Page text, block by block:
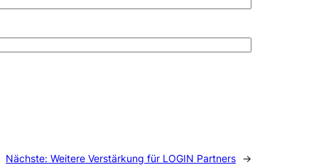
Nächste: Weitere Verstärkung für LOGIN Partners →